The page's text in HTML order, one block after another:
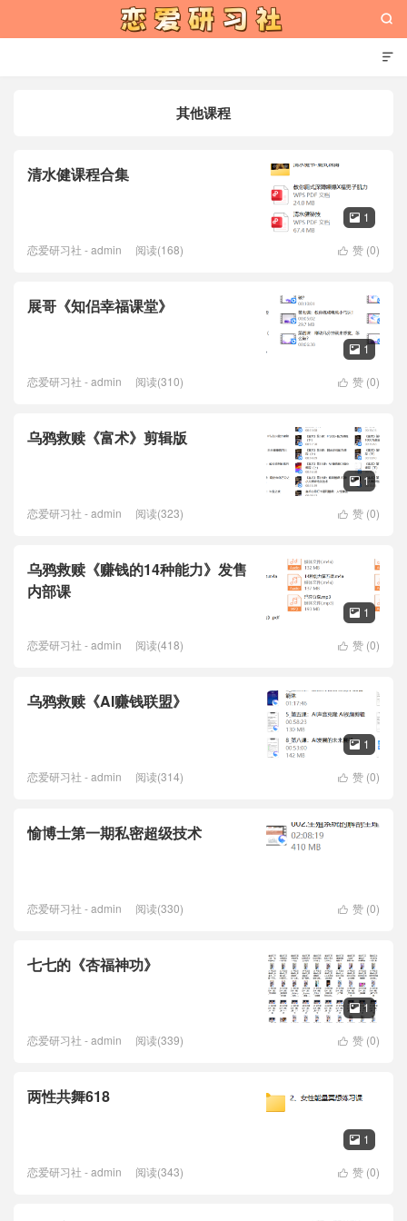


其他课程
清水健课程合集
 1
 赞 (0)
恋爱研习社 - admin 阅读(168)
展哥《知侣幸福课堂》
 1
 赞 (0)
恋爱研习社 - admin 阅读(310)
乌鸦救赎《富术》剪辑版
 1
 赞 (0)
恋爱研习社 - admin 阅读(323)
乌鸦救赎《赚钱的14种能力》发售
内部课
 1
 赞 (0)
恋爱研习社 - admin 阅读(418)
乌鸦救赎《AI赚钱联盟》
 1
 赞 (0)
恋爱研习社 - admin 阅读(314)
愉博士第一期私密超级技术
 赞 (0)
恋爱研习社 - admin 阅读(330)
七七的《杏福神功》
 1
 赞 (0)
恋爱研习社 - admin 阅读(339)
两性共舞618
 1
 赞 (0)
恋爱研习社 - admin 阅读(343)